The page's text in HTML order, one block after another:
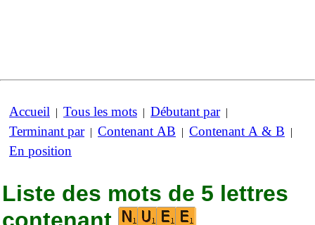
Accueil | Tous les mots | Débutant par|
Terminant par| Contenant AB | Contenant A & B |
En position
Liste des mots de 5 lettres